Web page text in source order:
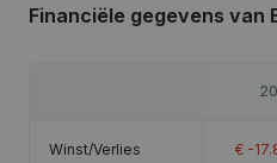
Financiële gegevens van
Winst/Verlies € -